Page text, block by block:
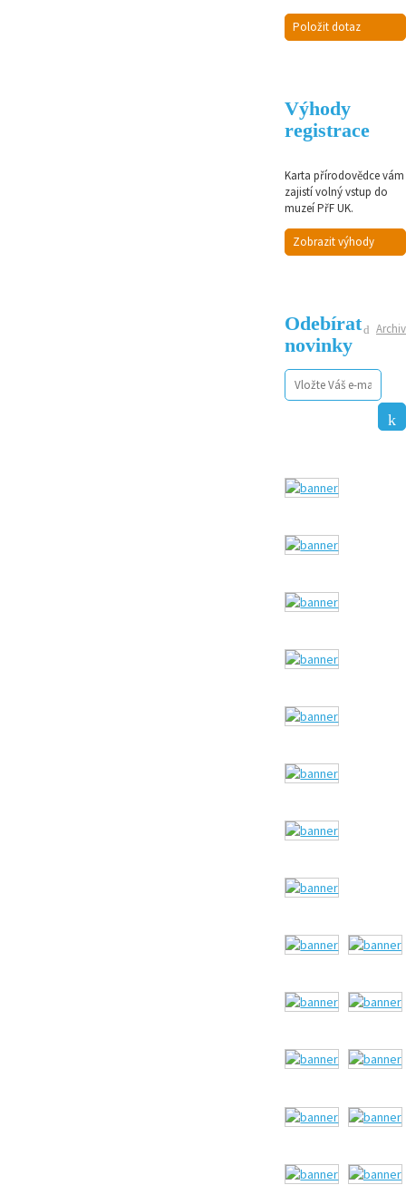
Položit dotaz
Výhody
registrace
Karta přírodovědce vám
zajistí volný vstup do
muzeí PřF UK.
Zobrazit výhody
Archiv
Odebírat
novinky